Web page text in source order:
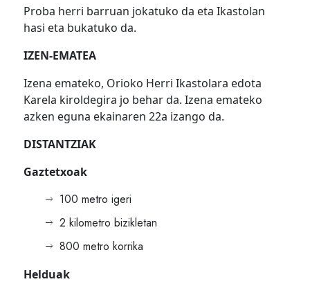
Proba herri barruan jokatuko da eta Ikastolan
hasi eta bukatuko da.
IZEN-EMATEA
Izena emateko, Orioko Herri Ikastolara edota
Karela kiroldegira jo behar da. Izena emateko
azken eguna ekainaren 22a izango da.
DISTANTZIAK
Gaztetxoak
100 metro igeri
2 kilometro bizikletan
800 metro korrika
Helduak